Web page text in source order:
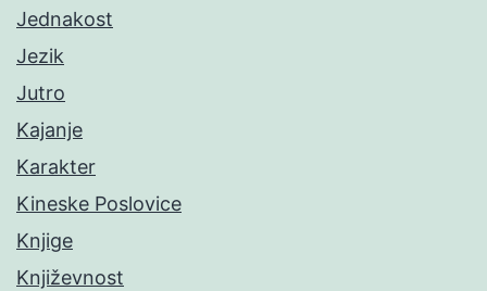
Jednakost
Jezik
Jutro
Kajanje
Karakter
Kineske Poslovice
Knjige
Književnost